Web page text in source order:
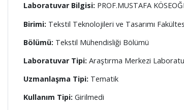
Laboratuvar Bilgisi: PROF.MUSTAFA
Birimi: Tekstil Teknolojileri ve Tasarımı
Bölümü: Tekstil Mühendisliği Bölümü
Laboratuvar Tipi: Araştırma Merkezi
Uzmanlaşma Tipi: Tematik
Kullanım Tipi: Girilmedi